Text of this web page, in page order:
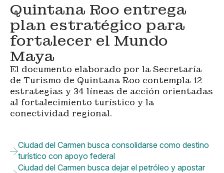
Quintana Roo entrega
plan estratégico para
fortalecer el Mundo
Maya
El documento elaborado por la Secretaría
de Turismo de Quintana Roo contempla 12
estrategias y 34 líneas de acción orientadas
al fortalecimiento turístico y la
conectividad regional.
Ciudad del Carmen busca consolidarse como destino
turístico con apoyo federal
Ciudad del Carmen busca dejar el petróleo y apostar